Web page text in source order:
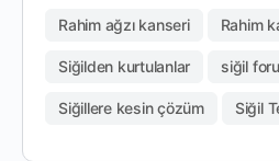
Rahim ağzı kanseri Rahim
Siğilden kurtulanlar siğil
Siğillere kesin çözüm Siğil